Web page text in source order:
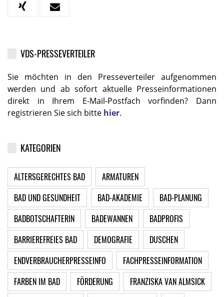
VDS-PRESSEVERTEILER
Sie möchten in den Presseverteiler aufgenommen
werden und ab sofort aktuelle Presseinformationen
direkt in Ihrem E-Mail-Postfach vorfinden? Dann
registrieren Sie sich bitte hier.
KATEGORIEN
ALTERSGERECHTES BAD
ARMATUREN
BAD UND GESUNDHEIT
BAD-AKADEMIE
BAD-PLANUNG
BADBOTSCHAFTERIN
BADEWANNEN
BADPROFIS
BARRIEREFREIES BAD
DEMOGRAFIE
DUSCHEN
ENDVERBRAUCHERPRESSEINFO
FACHPRESSEINFORMATION
FARBEN IM BAD
FÖRDERUNG
FRANZISKA VAN ALMSICK